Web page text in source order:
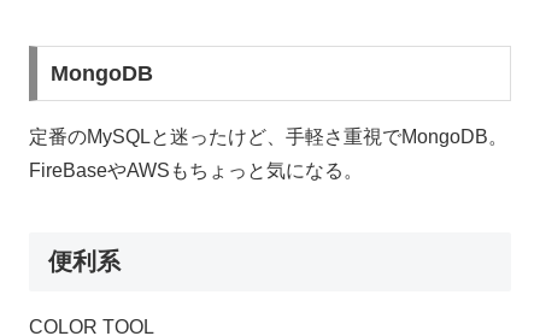
MongoDB
定番のMySQLと迷ったけど、手軽さ重視でMongoDB。
FireBaseやAWSもちょっと気になる。
便利系
COLOR TOOL